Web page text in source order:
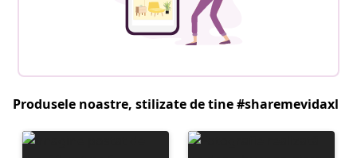
Produsele noastre, stilizate de tine #sharemevidaxl